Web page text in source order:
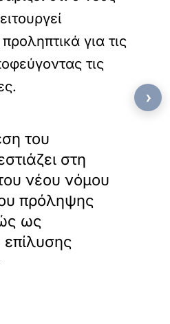
για τις
τις
του
στη
νέου νόμου
πρόληψης
ως
›